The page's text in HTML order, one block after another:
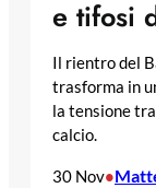
e tifosi
Il rientro del
trasforma in
la tensione
calcio.
30 Nov•